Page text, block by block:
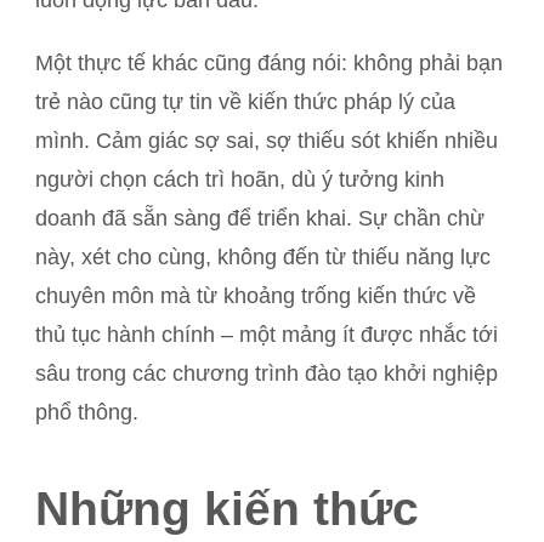
Một thực tế khác cũng đáng nói: không phải bạn
trẻ nào cũng tự tin về kiến thức pháp lý của
mình. Cảm giác sợ sai, sợ thiếu sót khiến nhiều
người chọn cách trì hoãn, dù ý tưởng kinh
doanh đã sẵn sàng để triển khai. Sự chần chừ
này, xét cho cùng, không đến từ thiếu năng lực
chuyên môn mà từ khoảng trống kiến thức về
thủ tục hành chính – một mảng ít được nhắc tới
sâu trong các chương trình đào tạo khởi nghiệp
phổ thông.
Những kiến thức